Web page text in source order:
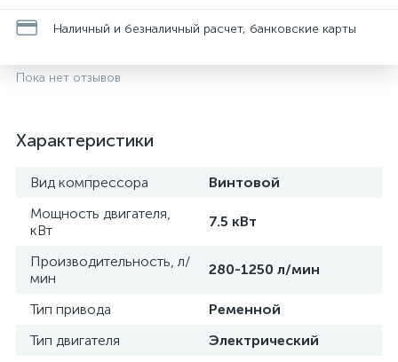
Наличный и безналичный расчет, банковские карты
Пока нет отзывов
Характеристики
Вид компрессора
Винтовой
Мощность двигателя,
кВт
7.5 кВт
Производительность, л/
мин
280-1250 л/мин
Тип привода
Ременной
Тип двигателя
Электрический